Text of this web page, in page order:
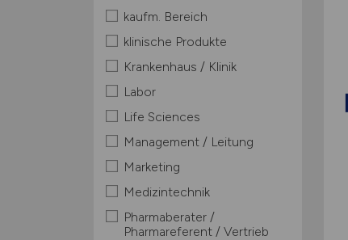
kaufm. Bereich
klinische Produkte
Krankenhaus / Klinik
Labor
Life Sciences
Management / Leitung
Marketing
Medizintechnik
Pharmaberater /
Pharmareferent / Vertrieb